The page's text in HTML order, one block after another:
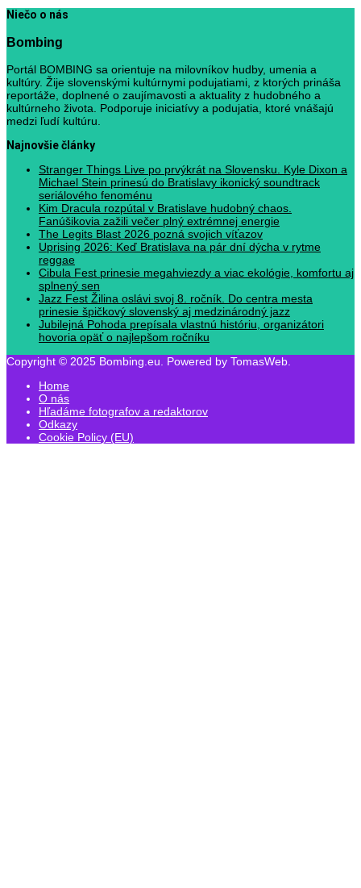
Niečo o nás
Bombing
Portál BOMBING sa orientuje na milovníkov hudby, umenia a
kultúry. Žije slovenskými kultúrnymi podujatiami, z ktorých prináša
reportáže, doplnené o zaujímavosti a aktuality z hudobného a
kultúrneho života. Podporuje iniciatívy a podujatia, ktoré vnášajú
medzi ľudí kultúru.
Najnovšie články
Stranger Things Live po prvýkrát na Slovensku. Kyle Dixon a
Michael Stein prinesú do Bratislavy ikonický soundtrack
seriálového fenoménu
Kim Dracula rozpútal v Bratislave hudobný chaos.
Fanúšikovia zažili večer plný extrémnej energie
The Legits Blast 2026 pozná svojich víťazov
Uprising 2026: Keď Bratislava na pár dní dýcha v rytme
reggae
Cibula Fest prinesie megahviezdy a viac ekológie, komfortu aj
splnený sen
Jazz Fest Žilina oslávi svoj 8. ročník. Do centra mesta
prinesie špičkový slovenský aj medzinárodný jazz
Jubilejná Pohoda prepísala vlastnú históriu, organizátori
hovoria opäť o najlepšom ročníku
Copyright © 2025 Bombing.eu. Powered by TomasWeb.
Home
O nás
Hľadáme fotografov a redaktorov
Odkazy
Cookie Policy (EU)